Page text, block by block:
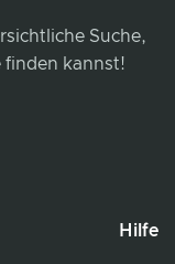
Suche,
finden kannst!
Hilfe